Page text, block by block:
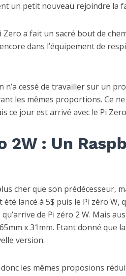
un petit nouveau rejoindre la
a fait un sacré bout de
dans l’équipement de
n’a cessé de travailler sur un
les mêmes proportions. Ce
ce jour est arrivé avec le Pi
2W : Un
cher que son prédécesseur,
lancé à 5$ puis le Pi zéro
qu’arrive de Pi zéro 2 W. Mais
x 31mm. Etant donné que
version.
les mêmes proposions